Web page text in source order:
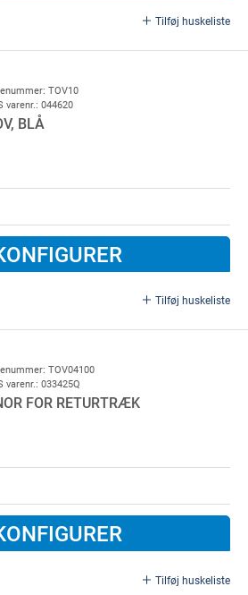
Tilføj huskeliste
TOV10
varenr.: 044620
BLÅ
Tilføj huskeliste
mtr pr. rulle.
TOV04100
varenr.: 033425Q
FOR RETURTRÆK
Tilføj huskeliste